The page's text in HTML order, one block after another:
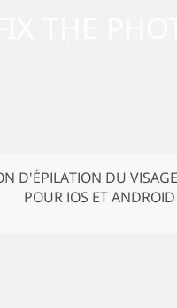
D'ÉPILATION DU
POUR IOS ET ANDROID